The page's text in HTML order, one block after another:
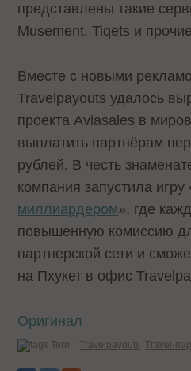
представлены такие
Musement, Tiqets и
Вместе с новыми
Travelpayouts удалось
проекта Aviasales в
выплатить партнёрам
рублей. В честь
компания запустила игру
миллиардером», где
повышенную комиссию
партнерской сети и
на Пхукет в офис
Оригинал
Теги: Travelpayouts Travel-